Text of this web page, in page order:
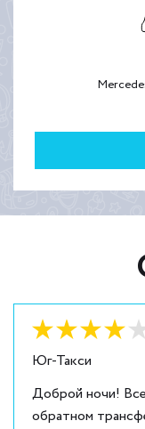
Юг-Такси
Оценка: 4
Доброй ночи! Все
обратном